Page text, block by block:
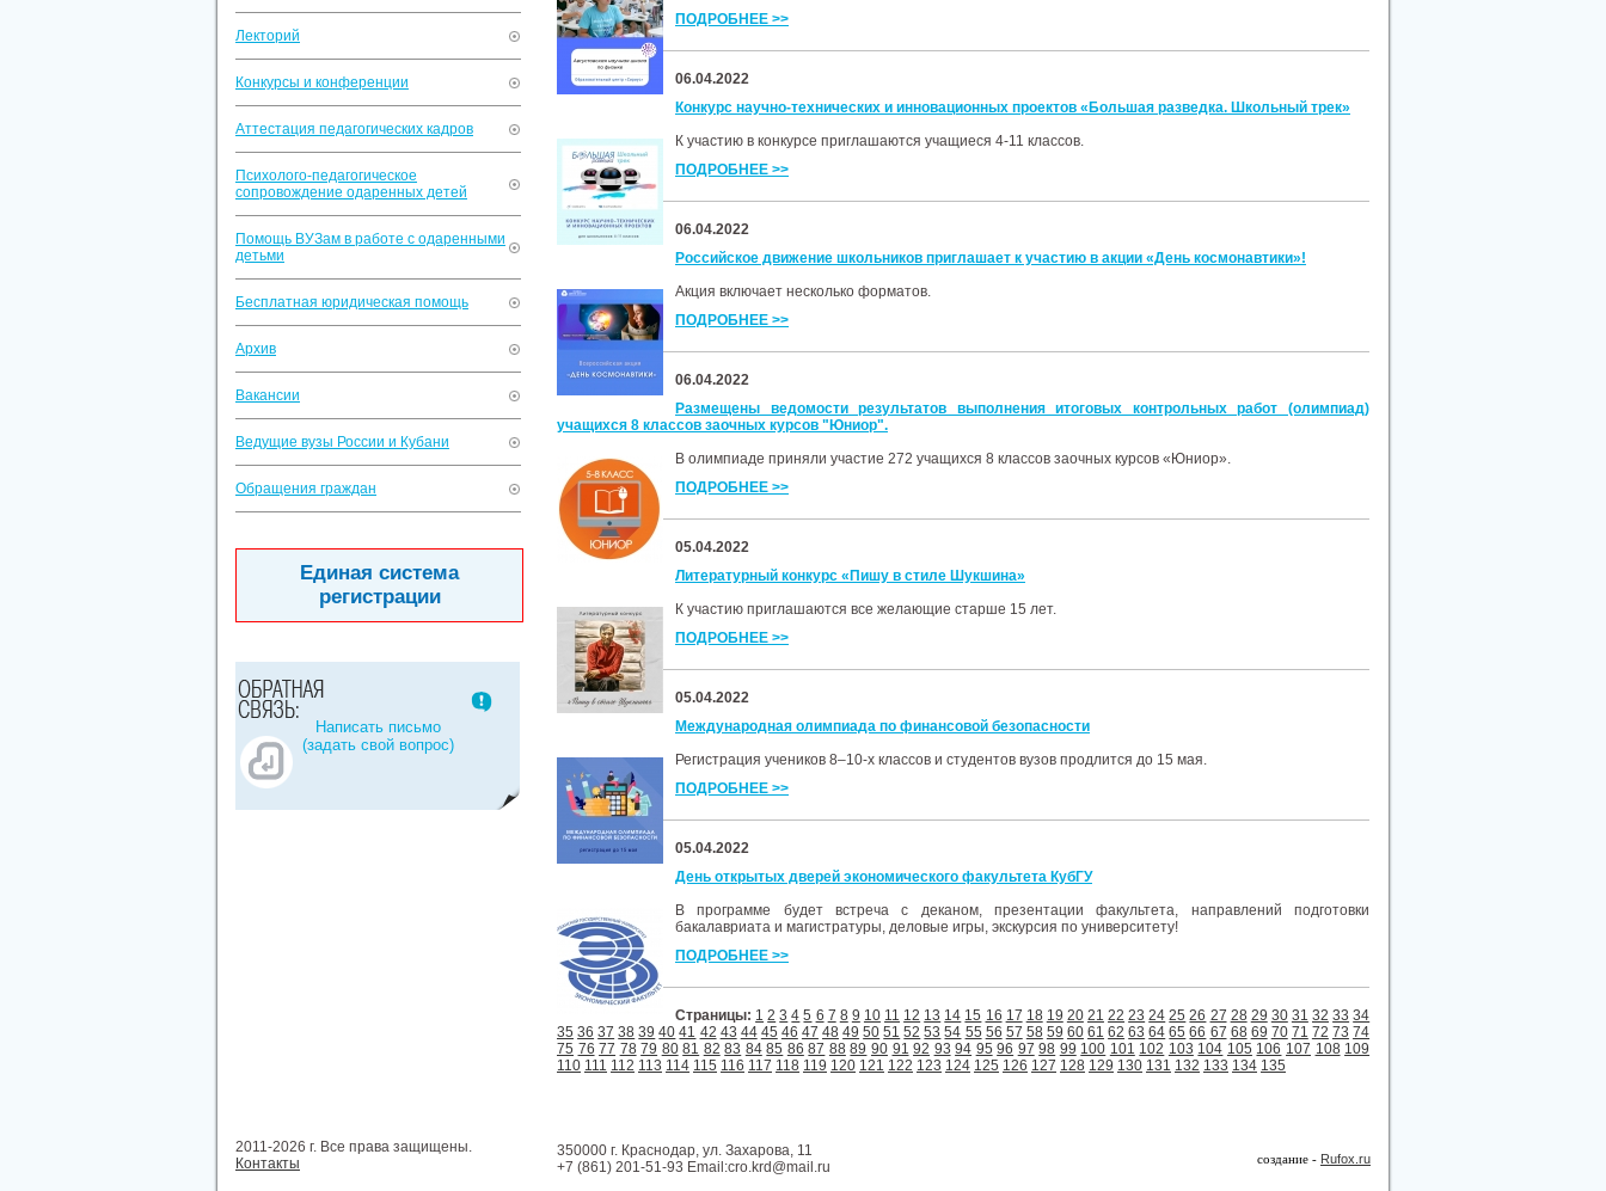
Лекторий
Конкурсы и конференции
Аттестация педагогических кадров
Психолого-педагогическое
сопровождение одаренных детей
Помощь ВУЗам в работе с одаренными
детьми
Бесплатная юридическая помощь
Архив
Вакансии
Ведущие вузы России и Кубани
Обращения граждан
Единая система
регистрации
Написать письмо
(задать свой вопрос)
ПОДРОБНЕЕ >>
06.04.2022
Конкурс научно-технических и инновационных проектов «Большая разведка. Школьный трек»
К участию в конкурсе приглашаются учащиеся 4-11 классов.
ПОДРОБНЕЕ >>
06.04.2022
Российское движение школьников приглашает к участию в акции «День космонавтики»!
Акция включает несколько форматов.
ПОДРОБНЕЕ >>
06.04.2022
Размещены ведомости результатов выполнения итоговых контрольных работ (олимпиад)
учащихся 8 классов заочных курсов "Юниор".
В олимпиаде приняли участие 272 учащихся 8 классов заочных курсов «Юниор».
ПОДРОБНЕЕ >>
05.04.2022
Литературный конкурс «Пишу в стиле Шукшина»
К участию приглашаются все желающие старше 15 лет.
ПОДРОБНЕЕ >>
05.04.2022
Международная олимпиада по финансовой безопасности
Регистрация учеников 8–10-х классов и студентов вузов продлится до 15 мая.
ПОДРОБНЕЕ >>
05.04.2022
День открытых дверей экономического факультета КубГУ
В программе будет встреча с деканом, презентации факультета, направлений подготовки
бакалавриата и магистратуры, деловые игры, экскурсия по университету!
ПОДРОБНЕЕ >>
Страницы: 1 2 3 4 5 6 7 8 9 10 11 12 13 14 15 16 17 18 19 20 21 22 23 24 25 26 27 28 29 30 31 32 33 34
35 36 37 38 39 40 41 42 43 44 45 46 47 48 49 50 51 52 53 54 55 56 57 58 59 60 61 62 63 64 65 66 67 68 69 70 71 72 73 74
75 76 77 78 79 80 81 82 83 84 85 86 87 88 89 90 91 92 93 94 95 96 97 98 99 100 101 102 103 104 105 106 107 108 109
110 111 112 113 114 115 116 117 118 119 120 121 122 123 124 125 126 127 128 129 130 131 132 133 134 135
2011-2026 г. Все права защищены.
Контакты
350000 г. Краснодар, ул. Захарова, 11
+7 (861) 201-51-93 Email:cro.krd@mail.ru
создание - Rufox.ru